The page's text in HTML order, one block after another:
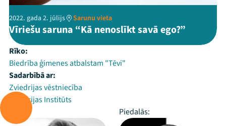
2022. gada 2. jūlijs Sarunu vieta
Vīriešu saruna “Kā nenoslīkt savā ego?”
Rīko:
Biedrība ģimenes atbalstam "Tēvi"
Sadarbībā ar:
Zviedrijas vēstniecība
Zviedrijas Institūts
Piedalās: